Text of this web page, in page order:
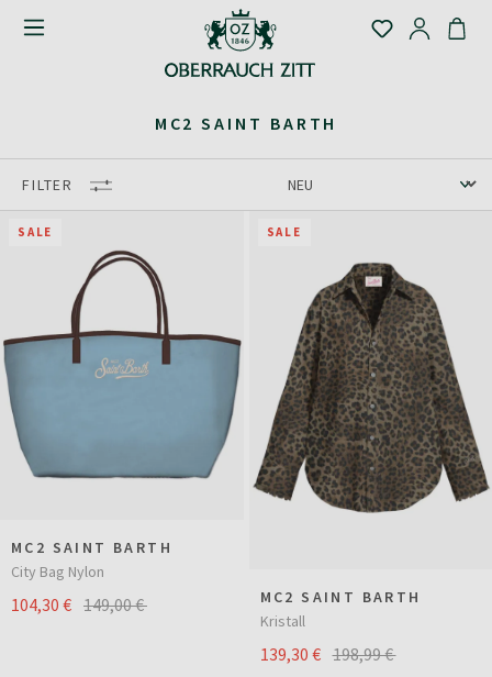
MC2 SAINT BARTH
FILTER
SALE
MC2 SAINT BARTH
City Bag Nylon
104,30 € 149,00 €
SALE
MC2 SAINT BARTH
Kristall
139,30 € 198,99 €